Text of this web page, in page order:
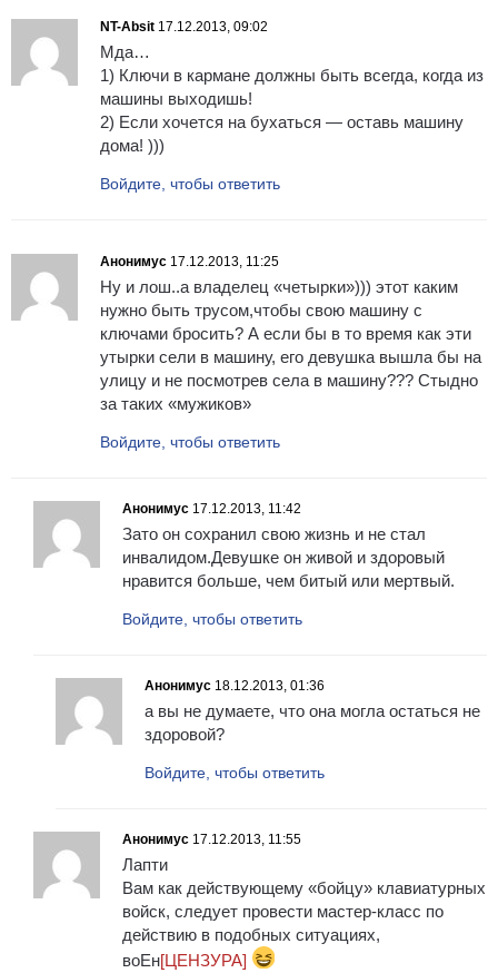
NT-Absit 17.12.2013, 09:02
Мда…
1) Ключи в кармане должны быть всегда, когда из
машины выходишь!
2) Если хочется на бухаться — оставь машину
дома! )))
Войдите, чтобы ответить
Анонимус 17.12.2013, 11:25
Ну и лош..а владелец «четырки»))) этот каким
нужно быть трусом,чтобы свою машину с
ключами бросить? А если бы в то время как эти
утырки сели в машину, его девушка вышла бы на
улицу и не посмотрев села в машину??? Стыдно
за таких «мужиков»
Войдите, чтобы ответить
Анонимус 17.12.2013, 11:42
Зато он сохранил свою жизнь и не стал
инвалидом.Девушке он живой и здоровый
нравится больше, чем битый или мертвый.
Войдите, чтобы ответить
Анонимус 18.12.2013, 01:36
а вы не думаете, что она могла остаться не
здоровой?
Войдите, чтобы ответить
Анонимус 17.12.2013, 11:55
Лапти
Вам как действующему «бойцу» клавиатурных
войск, следует провести мастер-класс по
действию в подобных ситуациях,
воЕн[ЦЕНЗУРА]